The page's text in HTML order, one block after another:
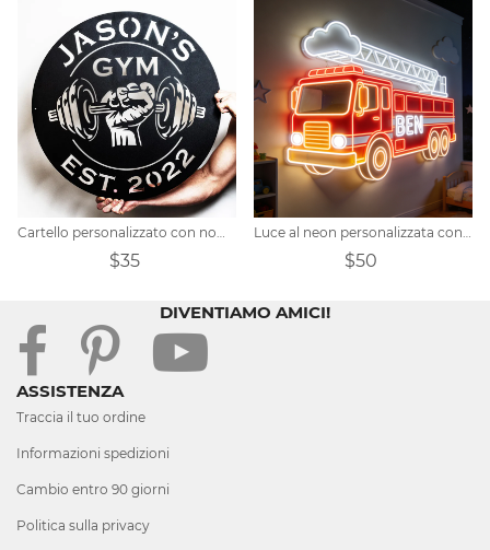
Cartello personalizzato con nome per palestra con manubri in metallo
$35
Luce al neon personalizzata con nome del camion dei pompieri
$50
DIVENTIAMO AMICI!
ASSISTENZA
Traccia il tuo ordine
Informazioni spedizioni
Cambio entro 90 giorni
Politica sulla privacy